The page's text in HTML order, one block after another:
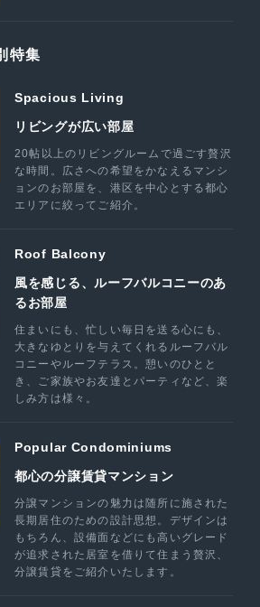
特集
Spacious Living
リビングが広い部屋
20帖以上のリビングルームで過ごす贅沢
な時間。広さへの希望をかなえるマンシ
ョンのお部屋を、港区を中心とする都心
エリアに絞ってご紹介。
Roof Balcony
風を感じる、ルーフバルコニーのあ
るお部屋
住まいにも、忙しい毎日を送る心にも、
大きなゆとりを与えてくれるルーフバル
コニーやルーフテラス。憩いのひとと
き、ご家族やお友達とパーティなど、楽
しみ方は様々。
Popular Condominiums
都心の分譲賃貸マンション
分譲マンションの魅力は随所に施された
長期居住のための設計思想。デザインは
もちろん、設備面などにも高いグレード
が追求された居室を借りて住まう贅沢、
分譲賃貸をご紹介いたします。